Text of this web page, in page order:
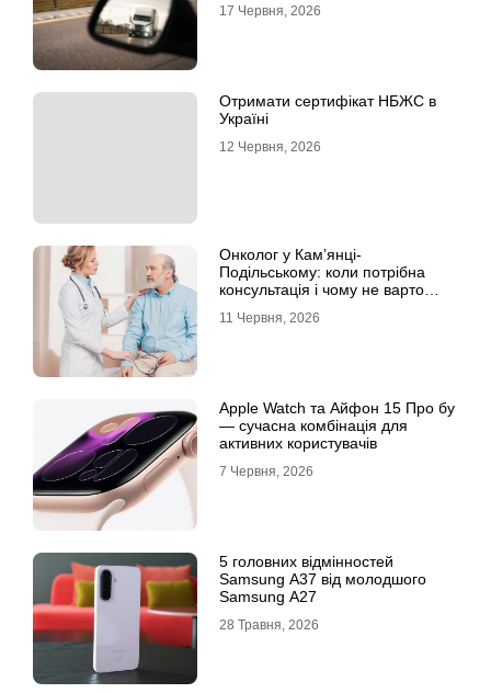
17 Червня, 2026
Отримати сертифікат НБЖС в
Україні
12 Червня, 2026
Онколог у Кам’янці-
Подільському: коли потрібна
консультація і чому не варто
11 Червня, 2026
Apple Watch та Айфон 15 Про бу
— сучасна комбінація для
активних користувачів
7 Червня, 2026
5 головних відмінностей
Samsung A37 від молодшого
Samsung A27
28 Травня, 2026